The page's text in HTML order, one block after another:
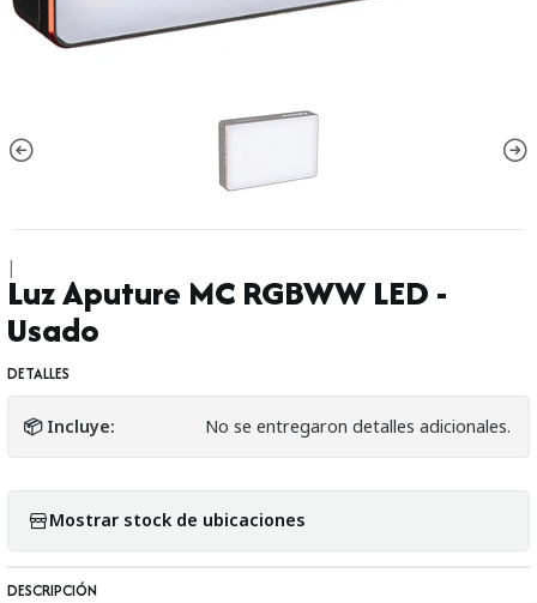
|
Luz Aputure MC RGBWW LED -
Usado
DETALLES
📦 Incluye: No se entregaron detalles adicionales.
Mostrar stock de ubicaciones
DESCRIPCIÓN